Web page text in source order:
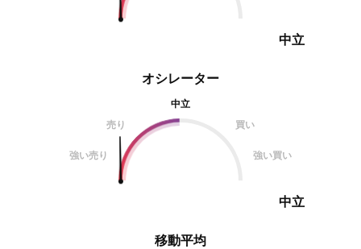
オシレーター
中立
売り
買い
強い売り 強い買い
中立
中立
移動平均